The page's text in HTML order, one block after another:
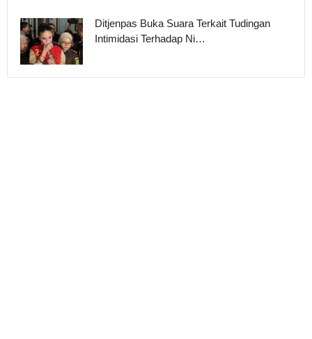
Ditjenpas Buka Suara Terkait Tudingan
Intimidasi Terhadap Ni…